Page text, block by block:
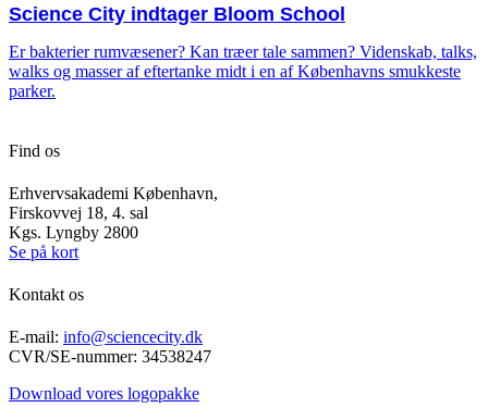
Science City indtager Bloom School
Er bakterier rumvæsener? Kan træer tale sammen? Videnskab, talks,
walks og masser af eftertanke midt i en af Københavns smukkeste
parker.
Find os
Erhvervsakademi København,
Firskovvej 18, 4. sal
Kgs. Lyngby 2800
Se på kort
Kontakt os
E-mail: info@sciencecity.dk
CVR/SE-nummer: 34538247
Download vores logopakke